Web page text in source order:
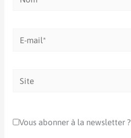
Site
Vous abonner à la newsletter ?